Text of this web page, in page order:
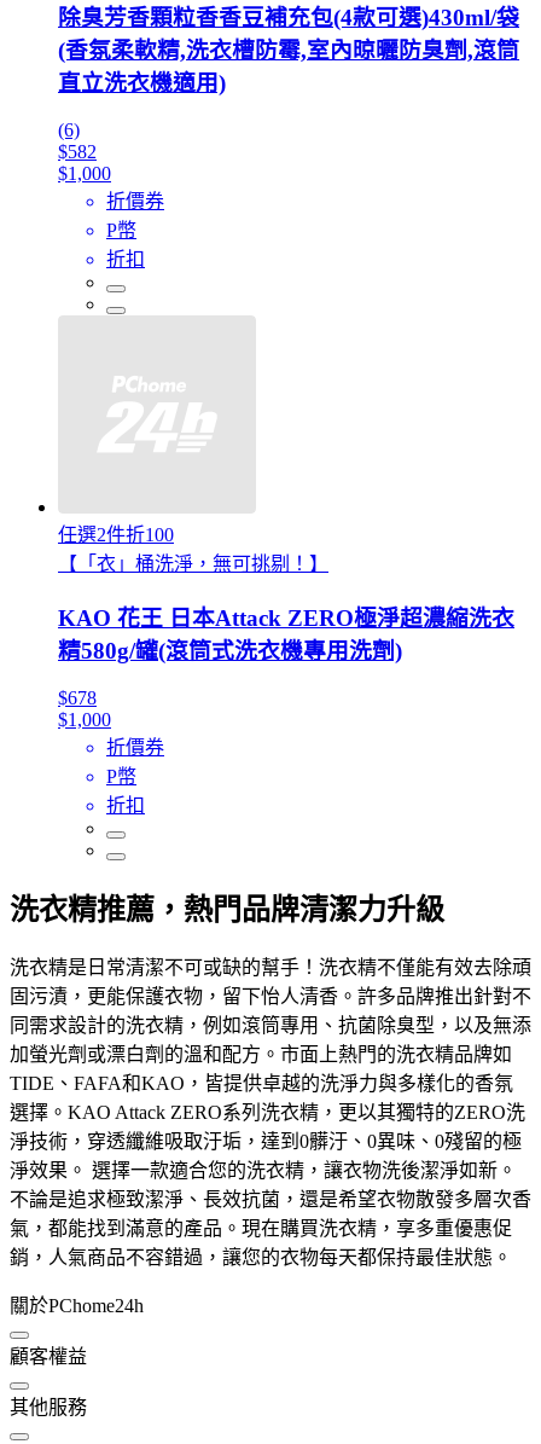
除臭芳香顆粒香香豆補充包(4款可選)430ml/袋
(香氛柔軟精,洗衣槽防霉,室內晾曬防臭劑,滾筒
直立洗衣機適用)
(6)
$582
$1,000
折價券
P幣
折扣
任選2件折100
【「衣」桶洗淨，無可挑剔！】
KAO 花王 日本Attack ZERO極淨超濃縮洗衣
精580g/罐(滾筒式洗衣機專用洗劑)
$678
$1,000
折價券
P幣
折扣
洗衣精推薦，熱門品牌清潔力升級
洗衣精是日常清潔不可或缺的幫手！洗衣精不僅能有效去除頑
固污漬，更能保護衣物，留下怡人清香。許多品牌推出針對不
同需求設計的洗衣精，例如滾筒專用、抗菌除臭型，以及無添
加螢光劑或漂白劑的溫和配方。市面上熱門的洗衣精品牌如
TIDE、FAFA和KAO，皆提供卓越的洗淨力與多樣化的香氛
選擇。KAO Attack ZERO系列洗衣精，更以其獨特的ZERO洗
淨技術，穿透纖維吸取汙垢，達到0髒汙、0異味、0殘留的極
淨效果。 選擇一款適合您的洗衣精，讓衣物洗後潔淨如新。
不論是追求極致潔淨、長效抗菌，還是希望衣物散發多層次香
氣，都能找到滿意的產品。現在購買洗衣精，享多重優惠促
銷，人氣商品不容錯過，讓您的衣物每天都保持最佳狀態。
關於PChome24h
顧客權益
其他服務